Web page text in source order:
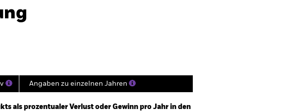
Angaben zu einzelnen Jahren
als prozentualer Verlust oder Gewinn pro Jahr in den